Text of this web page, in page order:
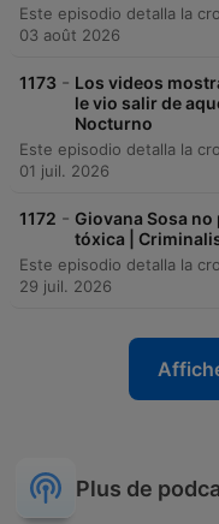
03 août 2026
1173 - Los videos
le vio salir de
Nocturno
01 juil. 2026
1172 - Giovana Sosa
tóxica |
29 juil. 2026
Plus de